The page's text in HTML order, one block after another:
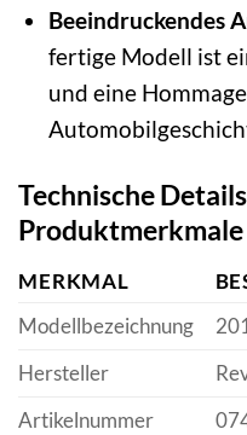
Beeindruckendes
fertige Modell ist
und eine
Technische
Produktmerkmale
MERKMAL
Modellbezeichnung
Hersteller
Artikelnummer